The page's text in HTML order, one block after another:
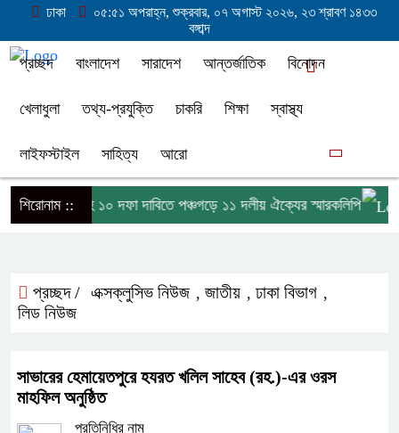
ঢাকা
০৫:৫১ অপরাহ্ন, শুক্রবার, ০৭ অগাস্ট ২০২৬, ২৩ শ্রাবণ ১৪৩৩
বঙ্গাব্দ
প্রচ্ছদ বাংলাদেশ সারাদেশ আন্তর্জাতিক বিনোদন
খেলাধুলা তথ্য-প্রযুক্তি চাকরি শিক্ষা স্বাস্থ্য
লাইফস্টাইল সাহিত্য আরো
শিরোনাম ::
গ্যাস সংকটসহ ১০ দফা দাবিতে পঞ্চগড়ে ১১ দলীয় ঐক্যের স্মারকলিপি
প্রচ্ছদ / এক্সক্লুসিভ নিউজ , জাতীয় , ঢাকা বিভাগ ,
লিড নিউজ
সাভারের হেমায়েতপুরে হযরত খলিল সাহেব (রহ.)-এর ওরস
মাহফিল অনুষ্ঠিত
প্রতিনিধির নাম